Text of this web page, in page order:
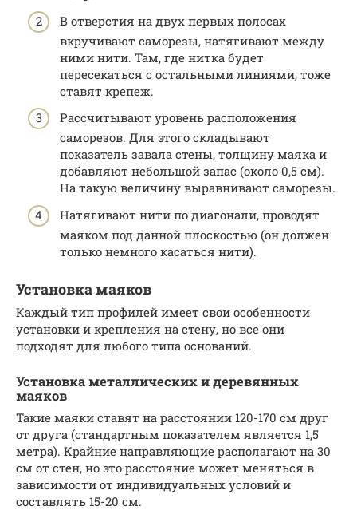
В отверстия на двух первых полосах
вкручивают саморезы, натягивают между
ними нити. Там, где нитка будет
пересекаться с остальными линиями, тоже
ставят крепеж.
Рассчитывают уровень расположения
саморезов. Для этого складывают
показатель завала стены, толщину маяка и
добавляют небольшой запас (около 0,5 см).
На такую величину выравнивают саморезы.
Натягивают нити по диагонали, проводят
маяком под данной плоскостью (он должен
только немного касаться нити).
Установка маяков
Каждый тип профилей имеет свои особенности
установки и крепления на стену, но все они
подходят для любого типа оснований.
Установка металлических и деревянных
маяков
Такие маяки ставят на расстоянии 120-170 см друг
от друга (стандартным показателем является 1,5
метра). Крайние направляющие располагают на 30
см от стен, но это расстояние может меняться в
зависимости от индивидуальных условий и
составлять 15-20 см.